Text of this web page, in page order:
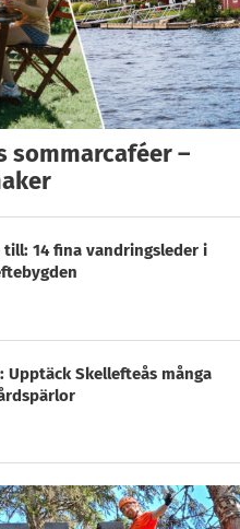
sommarcaféer –
till: 14 fina vandringsleder i
Upptäck Skellefteås många